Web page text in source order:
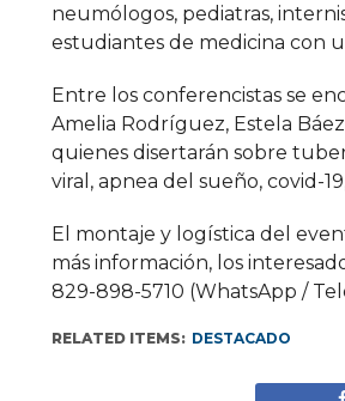
neumólogos, pediatras,
estudiantes de medicina con
Entre los conferencistas se
Amelia Rodríguez, Estela
quienes disertarán sobre
viral, apnea del sueño, covid-
El montaje y logística del
más información, los
829-898-5710 (WhatsApp /
RELATED ITEMS: DESTACADO